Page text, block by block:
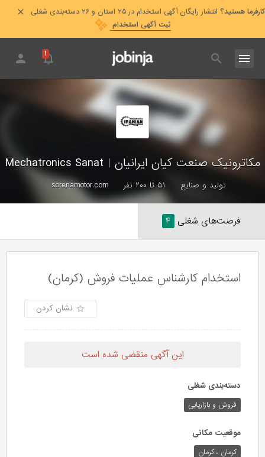
کارفرما هستید؟ انتشار رایگان آگهی استخدام در ۲۵ استان و ۲۶ دسته‌بندی شغلی
ثبت آگهی استخدام
۱
مکاترونیک صنعت کیان ایرانیان |
تولید و صنایع ۵۱ تا ۲۰۰ نفر sorenamotor.com
فرصت‌های شغلی ۴
استخدام کارشناس عملیات فروش (کرمان)
نشان کردن
این آگهی منقضی شده است
دسته‌بندی شغلی
فروش و بازاریابی
موقعیت مکانی
کرمان ، کرمان